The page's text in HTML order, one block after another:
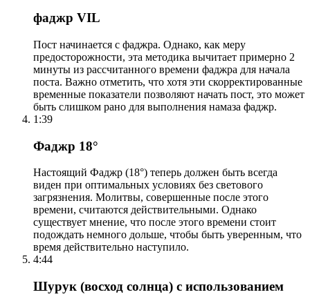
фаджр VIL
Пост начинается с фаджра. Однако, как меру
предосторожности, эта методика вычитает примерно 2
минуты из рассчитанного времени фаджра для начала
поста. Важно отметить, что хотя эти скорректированные
временные показатели позволяют начать пост, это может
быть слишком рано для выполнения намаза фаджр.
1:39
Фаджр 18°
Настоящий Фаджр (18°) теперь должен быть всегда
виден при оптимальных условиях без светового
загрязнения. Молитвы, совершенные после этого
времени, считаются действительными. Однако
существует мнение, что после этого времени стоит
подождать немного дольше, чтобы быть уверенным, что
время действительно наступило.
4:44
Шурук (восход солнца) с использованием